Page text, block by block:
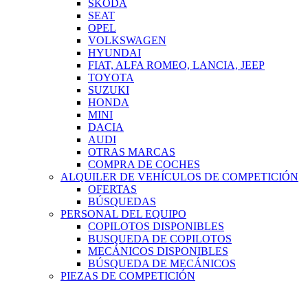
SKODA
SEAT
OPEL
VOLKSWAGEN
HYUNDAI
FIAT, ALFA ROMEO, LANCIA, JEEP
TOYOTA
SUZUKI
HONDA
MINI
DACIA
AUDI
OTRAS MARCAS
COMPRA DE COCHES
ALQUILER DE VEHÍCULOS DE COMPETICIÓN
OFERTAS
BÚSQUEDAS
PERSONAL DEL EQUIPO
COPILOTOS DISPONIBLES
BUSQUEDA DE COPILOTOS
MECÁNICOS DISPONIBLES
BÚSQUEDA DE MECÁNICOS
PIEZAS DE COMPETICIÓN